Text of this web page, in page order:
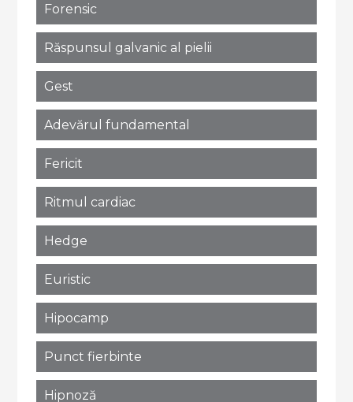
Forensic
Răspunsul galvanic al pielii
Gest
Adevărul fundamental
Fericit
Ritmul cardiac
Hedge
Euristic
Hipocamp
Punct fierbinte
Hipnoză